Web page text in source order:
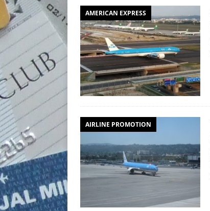
AMERICAN EXPRESS
AIRLINE PROMOTION